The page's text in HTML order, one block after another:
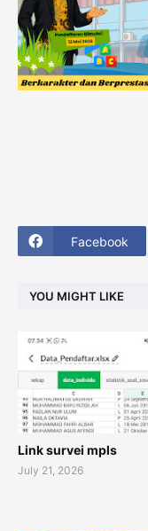
Facebook
YOU MIGHT LIKE
Link survei mpls
July 21, 2026